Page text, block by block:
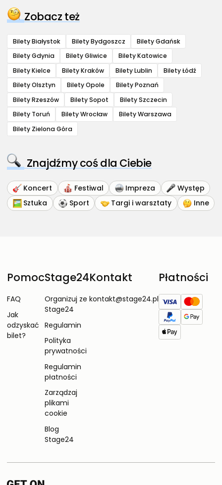
Zobacz też
Bilety Białystok Bilety Bydgoszcz
Bilety Gdańsk
Bilety Gdynia
Bilety Gliwice
Bilety Katowice
Bilety Kielce
Bilety Kraków Bilety Lublin
Bilety Łódź
Bilety Olsztyn
Bilety Opole
Bilety Poznań
Bilety Rzeszów
Bilety Sopot
Bilety Szczecin
Bilety Toruń
Bilety Wrocław
Bilety Warszawa
Bilety Zielona Góra
Znajdźmy coś dla Ciebie
Koncert Festiwal Impreza
Występ
Sztuka
Sport Targi i warsztaty Inne
Pomoc
FAQ
Jak
odzyskać
bilet?
Stage24
Organizuj ze
Stage24
Regulamin
Polityka
prywatności
Regulamin
płatności
Zarządzaj
plikami
cookie
Blog
Stage24
Kontakt
kontakt@stage24.pl
Płatności